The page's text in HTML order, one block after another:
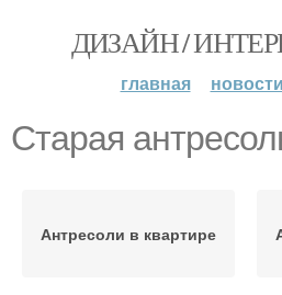
ДИЗАЙН /
главная новости
Старая
Антресоли в квартире